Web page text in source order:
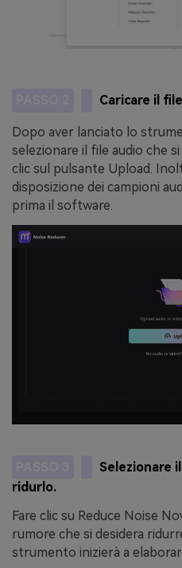
Caricare il
Dopo aver lanciato lo
selezionare il file audio che
clic sul pulsante Upload.
disposizione dei campioni
prima il software.
Selezionare
ridurlo.
Fare clic su Reduce Noise
rumore che si desidera
strumento inizierà a